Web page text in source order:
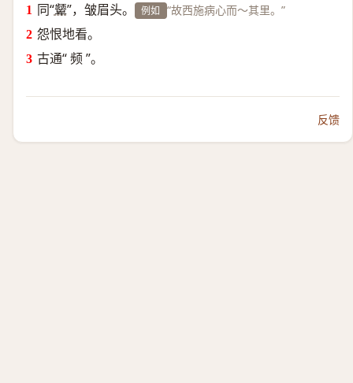
同“颦”，皱眉头。 例如 “故西施病心而～其里。”
怨恨地看。
古通“ 频 ”。
反馈